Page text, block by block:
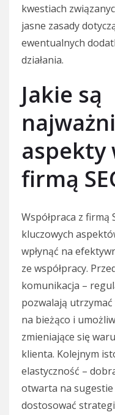
kwestiach
jasne zasady
ewentualnych
działania.
Jakie są
aspekty
firmą
Współpraca z firmą
kluczowych
wpłynąć na
ze współpracy.
komunikacja –
pozwalają
na bieżąco i
zmieniające się
klienta. Kolejnym
elastyczność –
otwarta na
dostosować